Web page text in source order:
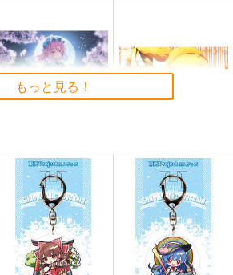
零れ桜／黄昏模様の感
情論
幽閉サテライト
2,750円（税込）
東方Project
狐色 祭り色二十三
尾。
狐色
660円（税込）
東方Project
八雲藍
菅牧典
もっと見る！